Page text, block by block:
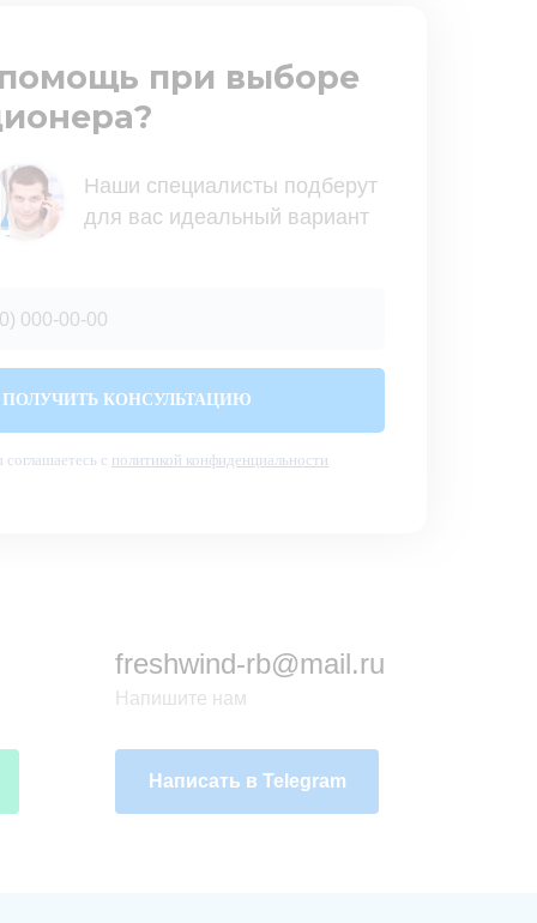
Наши специалисты подберут
для вас идеальный вариант
при выборе
ПОЛУЧИТЬ КОНСУЛЬТАЦИЮ
с политикой конфиденциальности
freshwind-rb@mail.ru
Напишите нам
Написать в Telegram